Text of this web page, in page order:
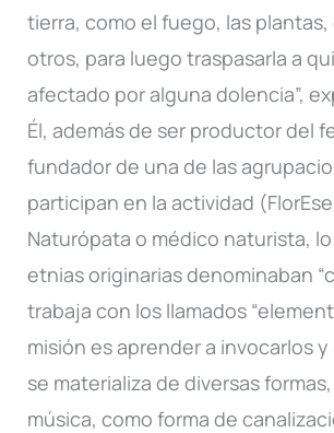
tierra, como el fuego, las plantas,
otros, para luego traspasarla a
afectado por alguna dolencia”,
Él, además de ser productor del
fundador de una de las
participan en la actividad
Naturópata o médico naturista,
etnias originarias denominaban
trabaja con los llamados
misión es aprender a invocarlos
se materializa de diversas
música, como forma de